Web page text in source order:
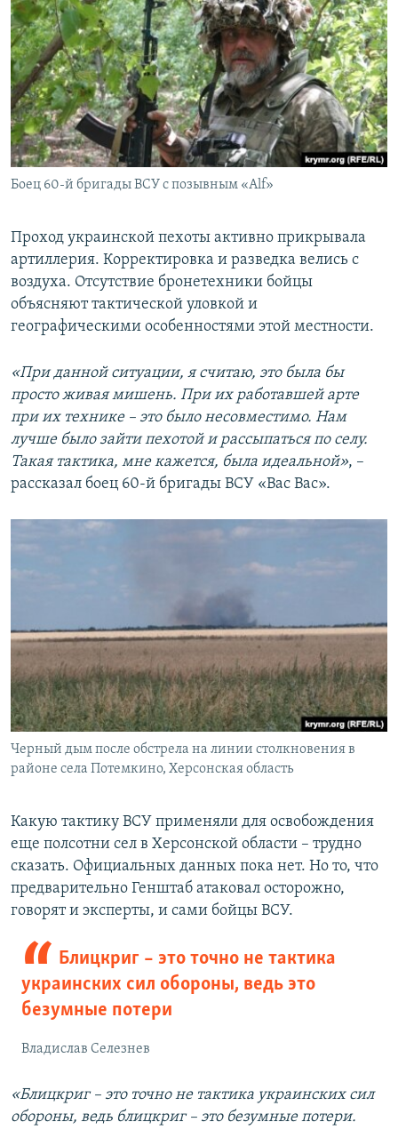
Боец 60-й бригады ВСУ с позывным «Alf»
Проход украинской пехоты активно прикрывала
артиллерия. Корректировка и разведка велись с
воздуха. Отсутствие бронетехники бойцы
объясняют тактической уловкой и
географическими особенностями этой местности.
«При данной ситуации, я считаю, это была бы
просто живая мишень. При их работавшей арте
при их технике – это было несовместимо. Нам
лучше было зайти пехотой и рассыпаться по селу.
Такая тактика, мне кажется, была идеальной», –
рассказал боец 60-й бригады ВСУ «Вас Вас».
Черный дым после обстрела на линии столкновения в
районе села Потемкино, Херсонская область
Какую тактику ВСУ применяли для освобождения
еще полсотни сел в Херсонской области – трудно
сказать. Официальных данных пока нет. Но то, что
предварительно Генштаб атаковал осторожно,
говорят и эксперты, и сами бойцы ВСУ.
Блицкриг – это точно не тактика
украинских сил обороны, ведь это
безумные потери
Владислав Селезнев
«Блицкриг – это точно не тактика украинских сил
обороны, ведь блицкриг – это безумные потери.